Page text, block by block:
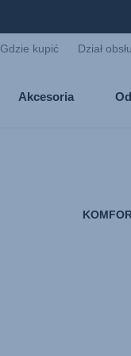
Gdzie kupić Dział
Akcesoria